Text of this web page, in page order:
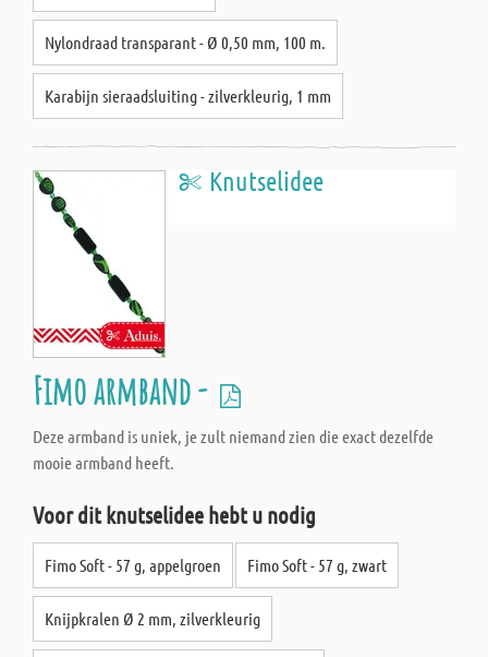
Nylondraad transparant - Ø 0,50 mm, 100 m.
Karabijn sieraadsluiting - zilverkleurig, 1 mm
Knutselidee
Fimo armband -
Deze armband is uniek, je zult niemand zien die exact dezelfde
mooie armband heeft.
Voor dit knutselidee hebt u nodig
Fimo Soft - 57 g, appelgroen Fimo Soft - 57 g, zwart
Knijpkralen Ø 2 mm, zilverkleurig